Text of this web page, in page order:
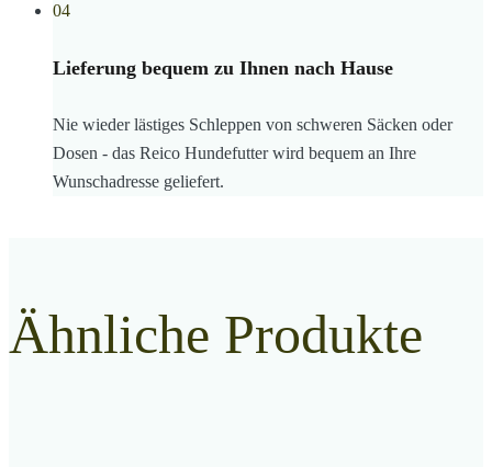
04
Lieferung bequem zu Ihnen nach Hause
Nie wieder lästiges Schleppen von schweren Säcken oder
Dosen - das Reico Hundefutter wird bequem an Ihre
Wunschadresse geliefert.
Ähnliche Produkte